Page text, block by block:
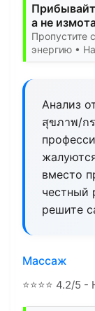
а не
Пропустите
энергию •
Анализ
สุขภาพ/ก
вместо
честный
решите
Массаж
⭐⭐⭐⭐ 4.2/5 -